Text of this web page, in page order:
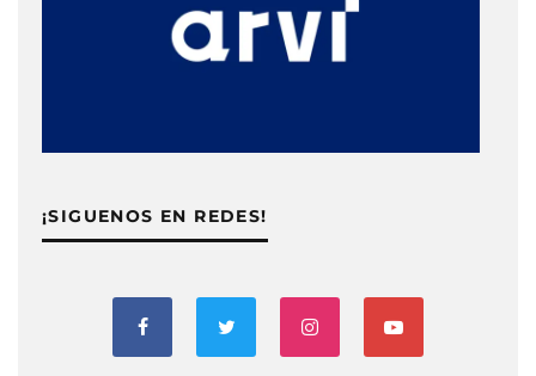
¡SIGUENOS EN REDES!